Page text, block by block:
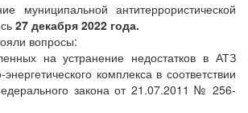
муниципальной антитеррористической
27 декабря 2022 года.
вопросы:
на устранение недостатков в АТЗ
комплекса в соответствии
закона от 21.07.2011 № 256-